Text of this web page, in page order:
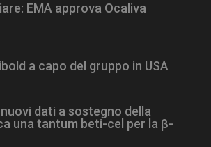
EMA approva Ocaliva
a capo del gruppo in USA
dati a sostegno della
una tantum beti-cel per la β-